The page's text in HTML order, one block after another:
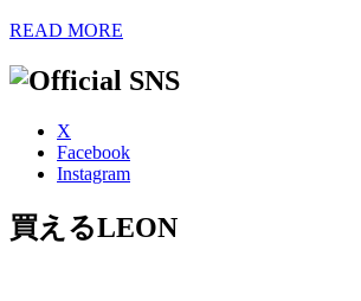
READ MORE
X
Facebook
Instagram
買えるLEON